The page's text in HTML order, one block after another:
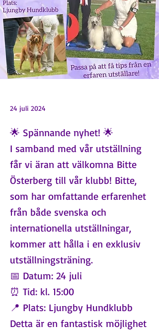
24 juli 2024
🌟 Spännande nyhet! 🌟
I samband med vår utställning
får vi äran att välkomna Bitte
Österberg till vår klubb! Bitte,
som har omfattande erfarenhet
från både svenska och
internationella utställningar,
kommer att hålla i en exklusiv
utställningsträning.
📅 Datum: 24 juli
⏰ Tid: kl. 15:00
📍 Plats: Ljungby Hundklubb
Detta är en fantastisk möjlighet